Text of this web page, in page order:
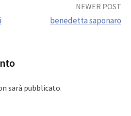
NEWER POST
benedetta saponaro
sarà pubblicato.